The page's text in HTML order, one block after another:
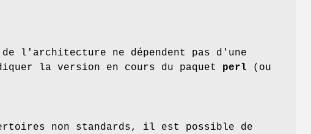
l'architecture ne dépendent pas d'une
la version en cours du paquet perl (ou
non standards, il est possible de